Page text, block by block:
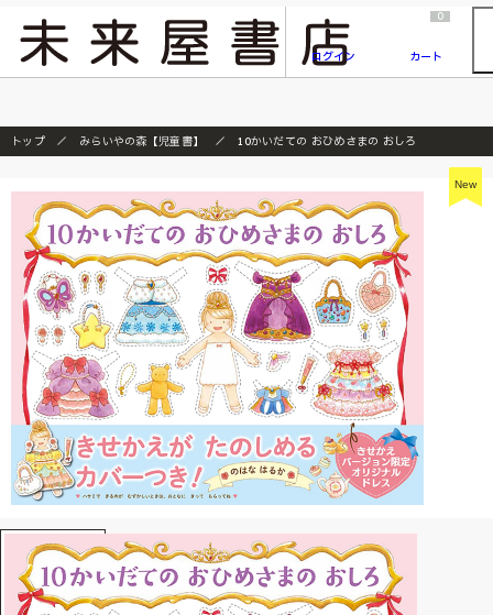
『ONE PIECE magazine 021 ONE PIECEカード付き同梱版』発売延期のご案内
ログイン
0
カート
トップ みらいやの森【児童書】 10かいだての おひめさまの おしろ
New